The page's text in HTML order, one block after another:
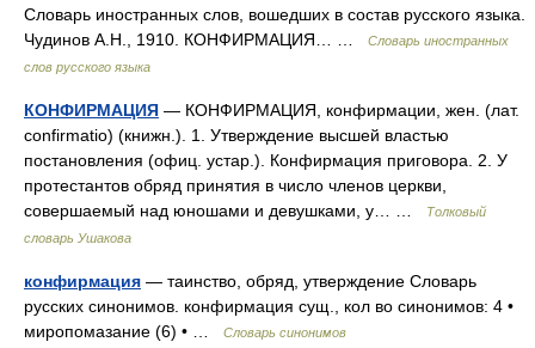
Словарь иностранных слов, вошедших в состав русского языка.
Чудинов А.Н., 1910. КОНФИРМАЦИЯ… …
Словарь иностранных
слов русского языка
КОНФИРМАЦИЯ — КОНФИРМАЦИЯ, конфирмации, жен. (лат.
confirmatio) (книжн.). 1. Утверждение высшей властью
постановления (офиц. устар.). Конфирмация приговора. 2. У
протестантов обряд принятия в число членов церкви,
совершаемый над юношами и девушками, у… …
Толковый
словарь Ушакова
конфирмация — таинство, обряд, утверждение Словарь
русских синонимов. конфирмация сущ., кол во синонимов: 4 •
миропомазание (6) • …
Словарь синонимов